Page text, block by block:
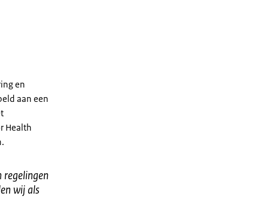
en
aan een
Health
regelingen
wij als